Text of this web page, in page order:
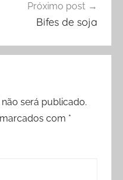
Próximo post
Bifes de soja
será publicado.
com *